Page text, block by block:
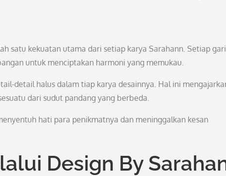
satu kekuatan utama dari setiap karya Sarahann. Setiap
untuk menciptakan harmoni yang memukau.
detail halus dalam tiap karya desainnya. Hal ini
dari sudut pandang yang berbeda.
hati para penikmatnya dan meninggalkan kesan
Design By